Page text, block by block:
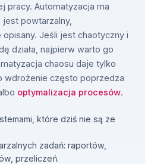
pracy. Automatyzacja ma
powtarzalny,
Jeśli jest chaotyczny i
działa, najpierw warto go
chaosu daje tylko
wdrożenie często poprzedza
optymalizacja procesów.
które dziś nie są ze
zadań: raportów,
przeliczeń.